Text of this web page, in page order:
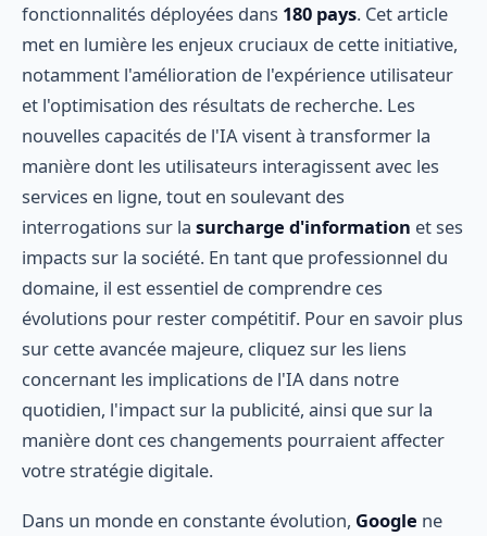
fonctionnalités déployées dans 180 pays. Cet article
met en lumière les enjeux cruciaux de cette initiative,
notamment l'amélioration de l'expérience utilisateur
et l'optimisation des résultats de recherche. Les
nouvelles capacités de l'IA visent à transformer la
manière dont les utilisateurs interagissent avec les
services en ligne, tout en soulevant des
interrogations sur la surcharge d'information et ses
impacts sur la société. En tant que professionnel du
domaine, il est essentiel de comprendre ces
évolutions pour rester compétitif. Pour en savoir plus
sur cette avancée majeure, cliquez sur les liens
concernant les implications de l'IA dans notre
quotidien, l'impact sur la publicité, ainsi que sur la
manière dont ces changements pourraient affecter
votre stratégie digitale.
Dans un monde en constante évolution, Google ne